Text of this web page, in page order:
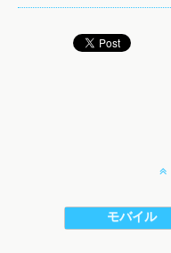
モバイル